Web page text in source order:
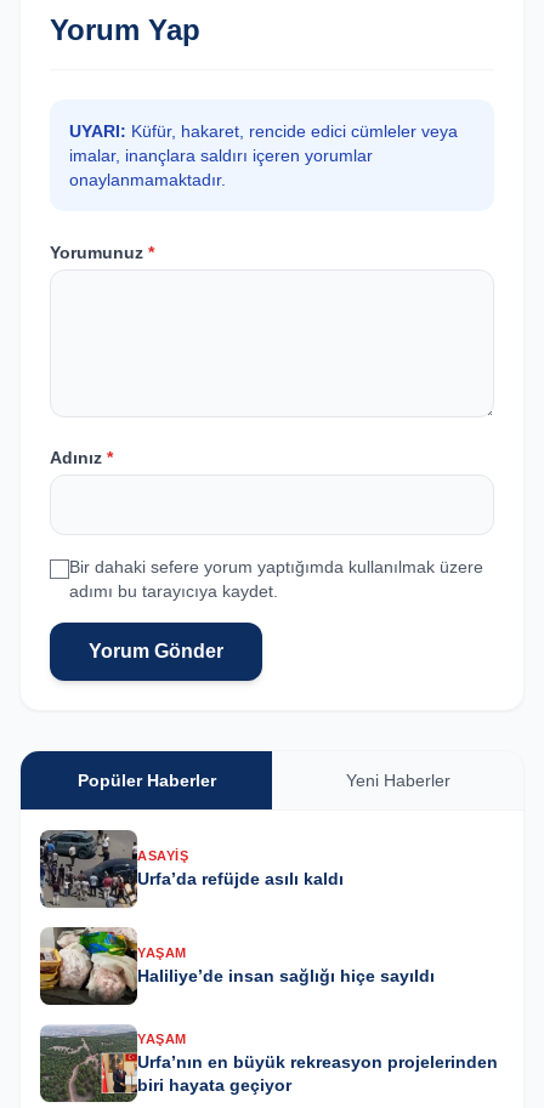
Yorum Yap
UYARI: Küfür, hakaret, rencide edici cümleler veya
imalar, inançlara saldırı içeren yorumlar
onaylanmamaktadır.
Yorumunuz *
Adınız *
Bir dahaki sefere yorum yaptığımda kullanılmak üzere
adımı bu tarayıcıya kaydet.
Yorum Gönder
Popüler Haberler Yeni Haberler
ASAYIŞ
Urfa’da refüjde asılı kaldı
YAŞAM
Haliliye’de insan sağlığı hiçe sayıldı
YAŞAM
Urfa’nın en büyük rekreasyon projelerinden
biri hayata geçiyor